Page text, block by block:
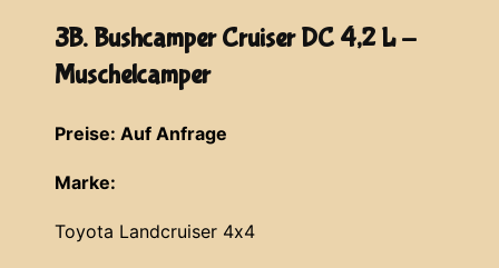
3B. Bushcamper Cruiser DC 4,2 L -
Muschelcamper
Preise: Auf Anfrage
Marke:
Toyota Landcruiser 4x4